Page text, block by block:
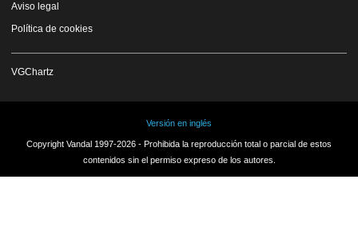
Aviso legal
Política de cookies
VGChartz
Versión en inglés
Copyright Vandal 1997-2026 - Prohibida la reproducción total o parcial de estos
contenidos sin el permiso expreso de los autores.